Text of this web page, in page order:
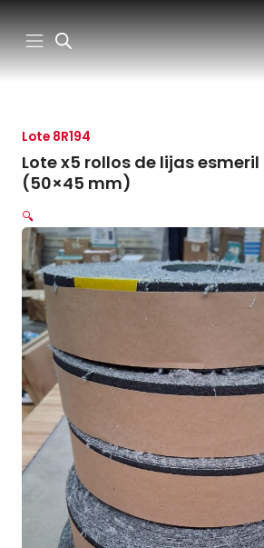
Ir
al
contenido
Lote 8R194
Lote x5 rollos de lijas esmeril
(50×45 mm)
🔍